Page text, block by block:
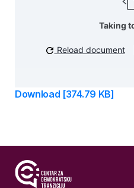
Taking
Reload document
Download [374.79 KB]